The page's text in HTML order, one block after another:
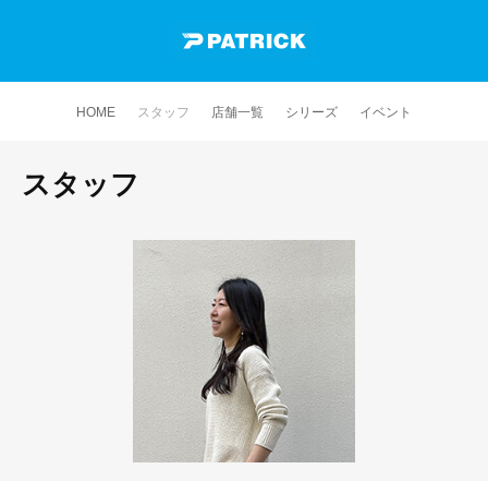
HOME スタッフ 店舗一覧 シリーズ イベント
スタッフ